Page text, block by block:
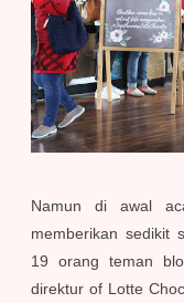
Namun di awal
memberikan sedikit
19 orang teman
direktur of Lotte